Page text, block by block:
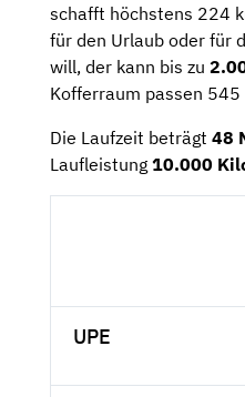
schafft höchstens 224
für den Urlaub oder für
will, der kann bis zu
Kofferraum passen 545
Die Laufzeit beträgt 48
Laufleistung 10.000
UPE